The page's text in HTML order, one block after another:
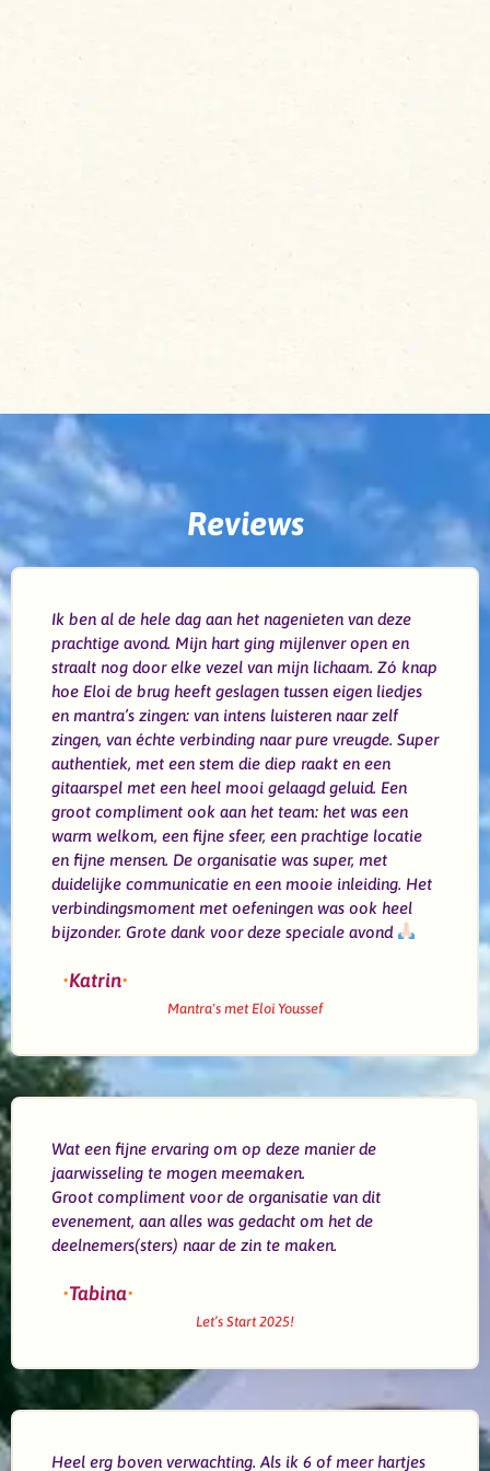
Reviews
Ik ben al de hele dag aan het nagenieten van deze
prachtige avond. Mijn hart ging mijlenver open en
straalt nog door elke vezel van mijn lichaam. Zó knap
hoe Eloi de brug heeft geslagen tussen eigen liedjes
en mantra’s zingen: van intens luisteren naar zelf
zingen, van échte verbinding naar pure vreugde. Super
authentiek, met een stem die diep raakt en een
gitaarspel met een heel mooi gelaagd geluid. Een
groot compliment ook aan het team: het was een
warm welkom, een fijne sfeer, een prachtige locatie
en fijne mensen. De organisatie was super, met
duidelijke communicatie en een mooie inleiding. Het
verbindingsmoment met oefeningen was ook heel
bijzonder. Grote dank voor deze speciale avond
•Katrin•
Mantra's met Eloi Youssef
Wat een fijne ervaring om op deze manier de
jaarwisseling te mogen meemaken.
Groot compliment voor de organisatie van dit
evenement, aan alles was gedacht om het de
deelnemers(sters) naar de zin te maken.
•Tabina•
Let’s Start 2025!
Heel erg boven verwachting. Als ik 6 of meer hartjes